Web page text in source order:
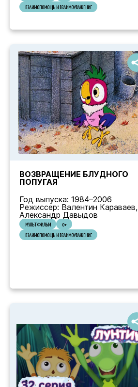
ВЗАИМОПОМОЩЬ И ВЗАИМОУВАЖЕНИЕ
ВОЗВРАЩЕНИЕ БЛУДНОГО
ПОПУГАЯ
Год выпуска: 1984–2006
Режиссер: Валентин Караваев,
Александр Давыдов
МУЛЬТФИЛЬМ
0+
ВЗАИМОПОМОЩЬ И ВЗАИМОУВАЖЕНИЕ